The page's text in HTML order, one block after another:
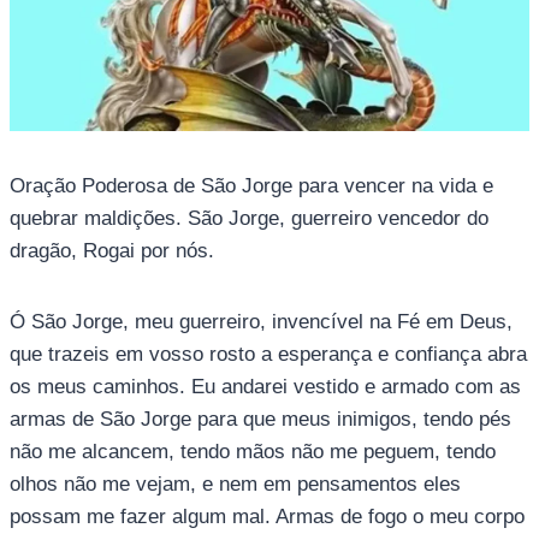
Oração Poderosa de São Jorge para vencer na vida e
quebrar maldições. São Jorge, guerreiro vencedor do
dragão, Rogai por nós.
Ó São Jorge, meu guerreiro, invencível na Fé em Deus,
que trazeis em vosso rosto a esperança e confiança abra
os meus caminhos. Eu andarei vestido e armado com as
armas de São Jorge para que meus inimigos, tendo pés
não me alcancem, tendo mãos não me peguem, tendo
olhos não me vejam, e nem em pensamentos eles
possam me fazer algum mal. Armas de fogo o meu corpo